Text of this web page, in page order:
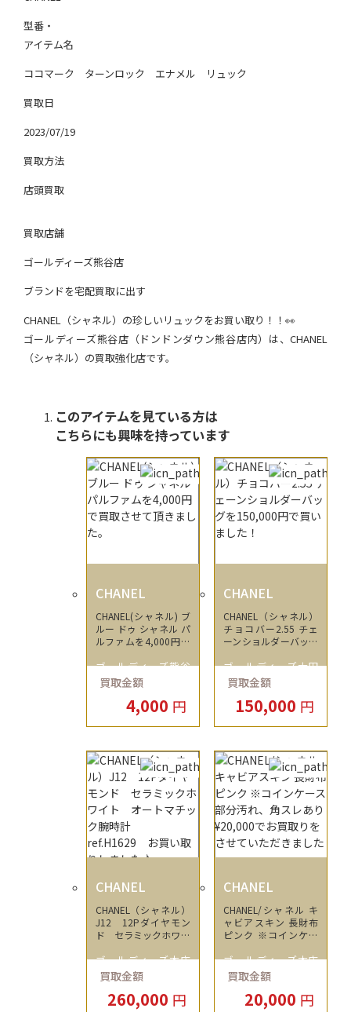
型番・
アイテム名
ココマーク ターンロック エナメル リュック
買取日
2023/07/19
買取方法
店頭買取
買取店舗
ゴールディーズ熊谷店
ブランドを宅配買取に出す
CHANEL（シャネル）の珍しいリュックをお買い取り！！👀
ゴールディーズ熊谷店（ドンドンダウン熊谷店内）は、CHANEL
（シャネル）の買取強化店です。
このアイテムを見ている方は
こちらにも興味を持っています
CHANEL
CHANEL(シャネル) ブ
ルー ドゥ シャネル パ
ルファムを4,000円で
た。
ゴールディーズ熊谷
店
買取金額
4,000 円
CHANEL
CHANEL（シャネル）
チョコバー2.55 チェ
ーンショルダーバッグ
した！
ゴールディーズ太田
店
買取金額
150,000 円
CHANEL
CHANEL（シャネル）
J12 12Pダイヤモン
ド セラミックホワイ
時計 ref.H1629 お
買い取りしました♪
ゴールディーズ本庄
店
買取金額
260,000 円
CHANEL
CHANEL/シャネル キ
ャビアスキン 長財布
ピンク ※コインケー
り ¥20,000でお買取り
をさせていただきまし
た
ゴールディーズ本庄
店
買取金額
20,000 円